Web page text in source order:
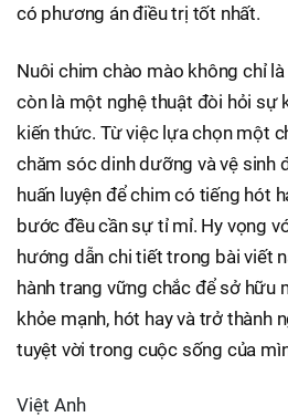
có phương án điều trị tốt nhất.
Nuôi chim chào mào không chỉ
còn là một nghệ thuật đòi hỏi sự
kiến thức. Từ việc lựa chọn một
chăm sóc dinh dưỡng và vệ sinh
huấn luyện để chim có tiếng hót
bước đều cần sự tỉ mỉ. Hy vọng
hướng dẫn chi tiết trong bài viết
hành trang vững chắc để sở hữu
khỏe mạnh, hót hay và trở thành
tuyệt vời trong cuộc sống của
Việt Anh